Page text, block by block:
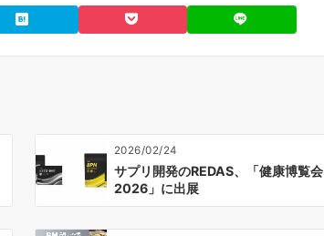
2026/02/24
サプリ開発のREDAS、「健康博覧会
2026」に出展